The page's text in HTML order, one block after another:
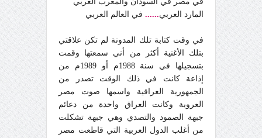
المارد العربي...... في العالم العربي
في وقت كتابة تلك المدونة لم تكن علاقتي
بتلك الأغنية أكثر من أني سمعتها وقمت
بتسجيلها في سنة 1988م أو 1989م من
إذاعة كانت في ذلك الوقت تصدر من
الجمهورية العراقية واسمها صوت مصر
العروبة وكانت العراق واحدة من دعائم
جبهة الصمود والتصدي وهي جبهة تشكلت
من أغلب الدول العربية التي قاطعت مصر